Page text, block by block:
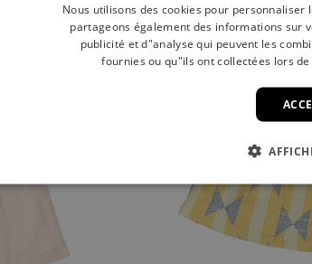
Nous utilisons des cookies pour
partageons également des informations sur
publicité et d"analyse qui peuvent les
fournies ou qu"ils ont collectées lors